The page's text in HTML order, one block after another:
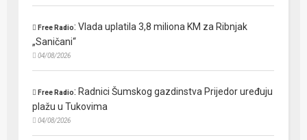
Free Radio:Vlada uplatila 3,8 miliona KM za Ribnjak
„Saničani“
04/08/2026
Free Radio: Radnici Šumskog gazdinstva Prijedor uređuju
plažu u Tukovima
04/08/2026